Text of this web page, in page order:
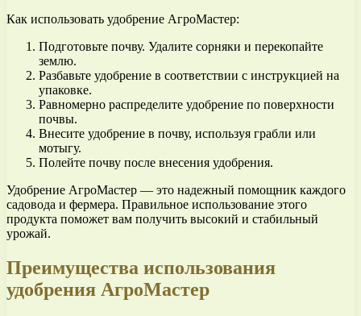
Как использовать удобрение АгроМастер:
Подготовьте почву. Удалите сорняки и перекопайте
землю.
Разбавьте удобрение в соответствии с инструкцией на
упаковке.
Равномерно распределите удобрение по поверхности
почвы.
Внесите удобрение в почву, используя грабли или
мотыгу.
Полейте почву после внесения удобрения.
Удобрение АгроМастер — это надежный помощник каждого
садовода и фермера. Правильное использование этого
продукта поможет вам получить высокий и стабильный
урожай.
Преимущества использования
удобрения АгроМастер